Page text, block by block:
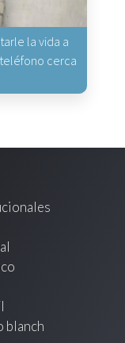
la vida a
cerca
blanch